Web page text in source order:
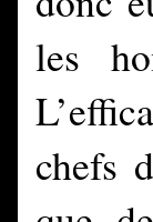
les
chefs